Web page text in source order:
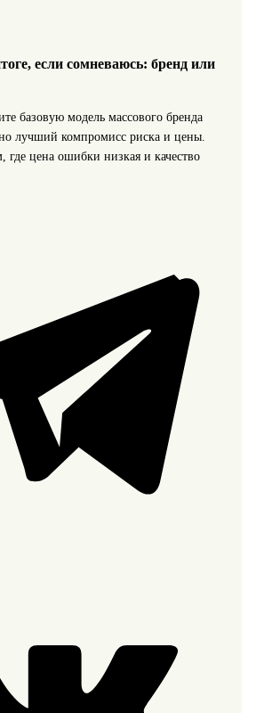
если сомневаюсь: бренд или
базовую модель массового бренда
лучший компромисс риска и цены.
где цена ошибки низкая и качество